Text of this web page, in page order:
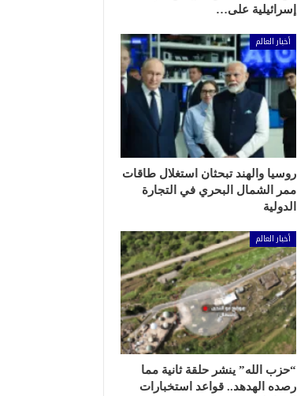
إسرائيلية على…
أخبار العالم
روسيا والهند تبحثان استغلال طاقات
ممر الشمال البحري في التجارة
الدولية
أخبار العالم
“حزب الله” ينشر حلقة ثانية مما
رصده الهدهد.. قواعد استخبارات